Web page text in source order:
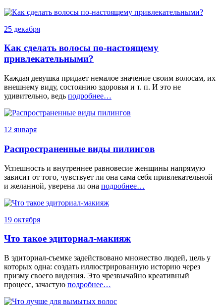
25 декабря
Как сделать волосы по-настоящему
привлекательными?
Каждая девушка придает немалое значение своим волосам, их
внешнему виду, состоянию здоровья и т. п. И это не
удивительно, ведь подробнее…
12 января
Распространенные виды пилингов
Успешность и внутреннее равновесие женщины напрямую
зависит от того, чувствует ли она сама себя привлекательной
и желанной, уверена ли она подробнее…
19 октября
Что такое эдиториал-макияж
В эдиториал-съемке задействовано множество людей, цель у
которых одна: создать иллюстрированную историю через
призму своего видения. Это чрезвычайно креативный
процесс, зачастую подробнее…